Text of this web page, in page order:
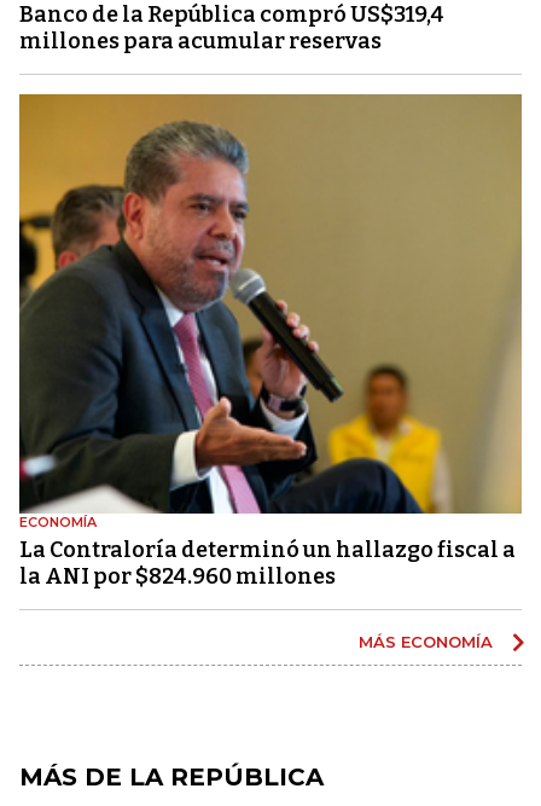
Banco de la República compró US$319,4
millones para acumular reservas
ECONOMÍA
La Contraloría determinó un hallazgo fiscal a
la ANI por $824.960 millones
MÁS ECONOMÍA
MÁS DE LA REPÚBLICA